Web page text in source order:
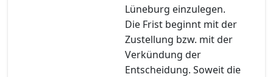
Lüneburg einzulegen.
Die Frist beginnt mit der
Zustellung bzw. mit der
Verkündung der
Entscheidung. Soweit die